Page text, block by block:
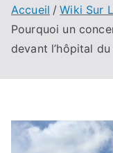
Accueil
Wiki Sur
Pourquoi un
devant l’hôpital